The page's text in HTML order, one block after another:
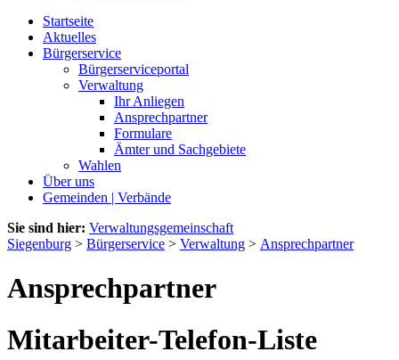
Startseite
Aktuelles
Bürgerservice
Bürgerserviceportal
Verwaltung
Ihr Anliegen
Ansprechpartner
Formulare
Ämter und Sachgebiete
Wahlen
Über uns
Gemeinden | Verbände
Sie sind hier: Verwaltungsgemeinschaft
Siegenburg > Bürgerservice > Verwaltung > Ansprechpartner
Ansprechpartner
Mitarbeiter-Telefon-Liste